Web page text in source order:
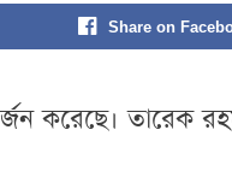
Share on
করেছে। তারেক